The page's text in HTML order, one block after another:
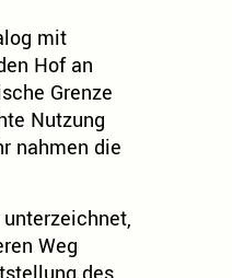
mit
Hof an
Grenze
Nutzung
nahmen die
Weg